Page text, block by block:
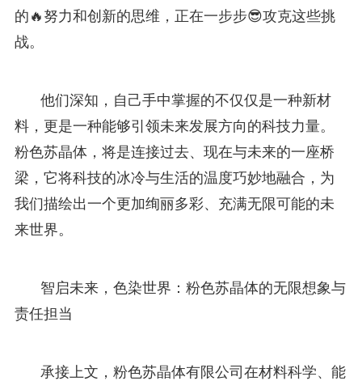
的🔥努力和创新的思维，正在一步步😎攻克这些挑
战。
他们深知，自己手中掌握的不仅仅是一种新材
料，更是一种能够引领未来发展方向的科技力量。
粉色苏晶体，将是连接过去、现在与未来的一座桥
梁，它将科技的冰冷与生活的温度巧妙地融合，为
我们描绘出一个更加绚丽多彩、充满无限可能的未
来世界。
智启未来，色染世界：粉色苏晶体的无限想象与
责任担当
承接上文，粉色苏晶体有限公司在材料科学、能